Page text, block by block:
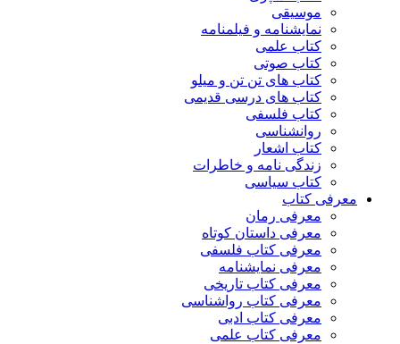
موسیقی
نمایشنامه و فیلمنامه
کتاب علمی
کتاب صوتی
کتاب های تن تن و میلو
کتاب های درسی قدیمی
کتاب فلسفی
روانشناسی
کتاب اشعار
زندگی نامه و خاطرات
کتاب سیاسی
معرفی کتاب
معرفی رمان
معرفی داستان کوتاه
معرفی کتاب فلسفی
معرفی نمایشنامه
معرفی کتاب تاریخی
معرفی کتاب رواشناسی
معرفی کتاب ادبی
معرفی کتاب علمی